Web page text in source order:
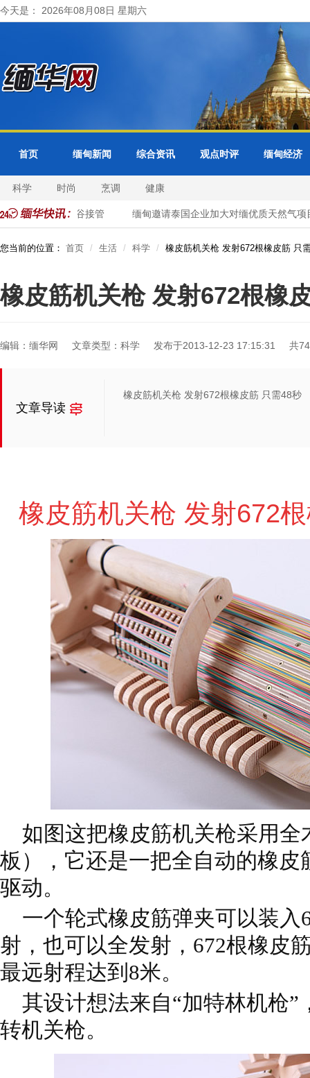
今天是： 2026年08月08日 星期六
首页 缅甸新闻 综合资讯 观点时评 缅甸经济
科学 时尚 烹调 健康
事业务转由曼谷接管 缅甸邀请泰国企业加大对缅优质天然气项目
您当前的位置： 首页 生活 科学 橡皮筋机关枪 发射672根橡皮筋 只
橡皮筋机关枪 发射672根橡
编辑：缅华网 文章类型：科学 发布于2013-12-23 17:15:31 共
文章导读
橡皮筋机关枪 发射672根橡皮筋 只需48秒
橡皮筋机关枪 发射672
如图这把橡皮筋机关枪采用全
板），它还是一把全自动的橡皮
驱动。
一个轮式橡皮筋弹夹可以装入
射，也可以全发射，672根橡皮
最远射程达到8米。
其设计想法来自“加特林机枪”
转机关枪。